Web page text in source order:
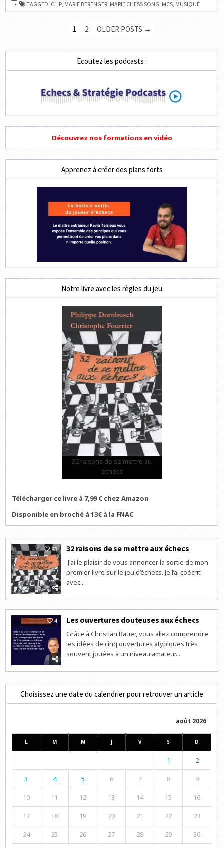
CHESS
SONG
TAGGED: CLIP, MARIE BERENGER, MARIE CHESS SONG, MCS, MUSIQUE
PAGINATION
PUBLICATIONS
1 2 OLDER POSTS →
Ecoutez les podcasts :
Découvrez nos formations en vidéo
Apprenez à créer des plans forts
Notre livre avec les règles du jeu
32 raisons de se mettre au
échecs
Télécharger ce livre à 7,99 € chez Amazon
Disponible en broché à 13€ à la FNAC
83 32 raisons de se mettre aux échecs
J'ai le plaisir de vous annoncer la sortie de mon
premier livre sur le jeu d’échecs. Je l’ai coécrit
avec...
4 Les ouvertures douteuses aux échecs
Grâce à Christian Bauer, vous allez comprendre
les idées de cinq ouvertures atypiques très
souvent jouées à un niveau amateur...
Choisissez une date du calendrier pour retrouver un article
août 2026
L M M J V S D
1 2
3 4 5 6 7 8 9
10 11 12 13 14 15 16
17 18 19 20 21 22 23
24 25 26 27 28 29 30